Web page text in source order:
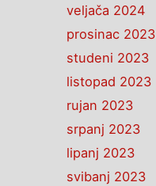
veljača 2024
prosinac 2023
studeni 2023
listopad 2023
rujan 2023
srpanj 2023
lipanj 2023
svibanj 2023